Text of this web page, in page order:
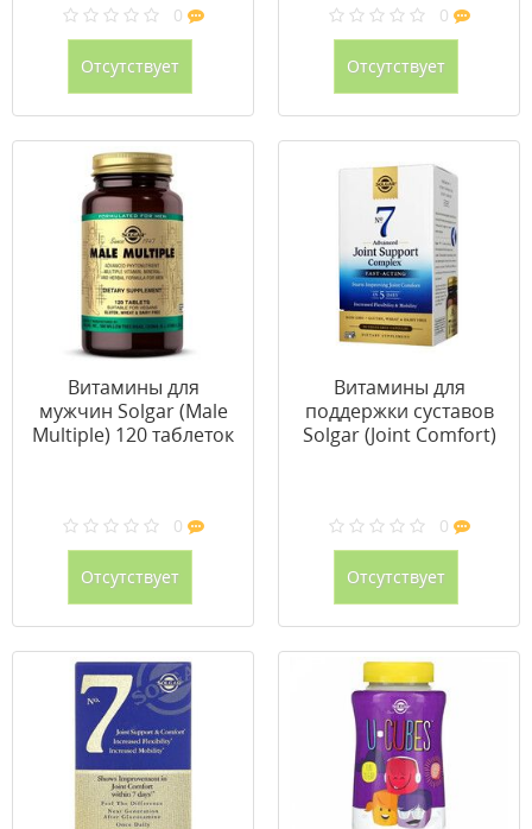
0
Отсутствует
0
Отсутствует
Витамины для
мужчин Solgar (Male
Multiple) 120 таблеток
0
Отсутствует
Витамины для
поддержки суставов
Solgar (Joint Comfort)
0
Отсутствует